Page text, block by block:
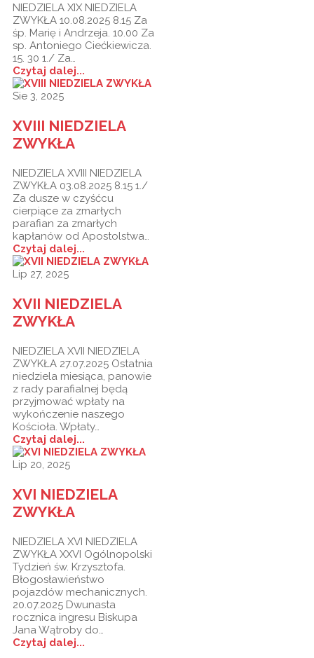
NIEDZIELA XIX NIEDZIELA
ZWYKŁA 10.08.2025 8.15 Za
śp. Marię i Andrzeja. 10.00 Za
sp. Antoniego Ciećkiewicza.
15. 30 1./ Za…
Czytaj dalej...
Sie 3, 2025
XVIII NIEDZIELA
ZWYKŁA
NIEDZIELA XVIII NIEDZIELA
ZWYKŁA 03.08.2025 8.15 1./
Za dusze w czyśćcu
cierpiące za zmarłych
parafian za zmarłych
kapłanów od Apostolstwa…
Czytaj dalej...
Lip 27, 2025
XVII NIEDZIELA
ZWYKŁA
NIEDZIELA XVII NIEDZIELA
ZWYKŁA 27.07.2025 Ostatnia
niedziela miesiąca, panowie
z rady parafialnej będą
przyjmować wpłaty na
wykończenie naszego
Kościoła. Wpłaty…
Czytaj dalej...
Lip 20, 2025
XVI NIEDZIELA
ZWYKŁA
NIEDZIELA XVI NIEDZIELA
ZWYKŁA XXVI Ogólnopolski
Tydzień św. Krzysztofa.
Błogosławieństwo
pojazdów mechanicznych.
20.07.2025 Dwunasta
rocznica ingresu Biskupa
Jana Wątroby do…
Czytaj dalej...